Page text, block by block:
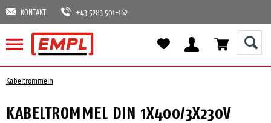
KONTAKT +43 5283 501-162
Kabeltrommeln
KABELTROMMEL DIN 1X400/3X230V